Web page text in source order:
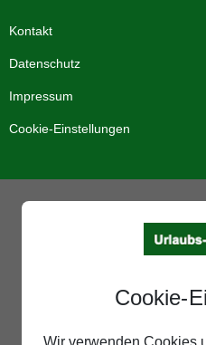
Kontakt
Datenschutz
Impressum
Cookie-Einstellungen
Cookie-
Wir verwenden Cookies